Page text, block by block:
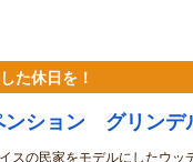
た休日を！
ンション グリンデ
スの民家をモデルにしたウッ